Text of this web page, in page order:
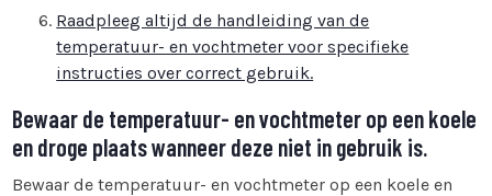
Raadpleeg altijd de handleiding van de
temperatuur- en vochtmeter voor specifieke
instructies over correct gebruik.
Bewaar de temperatuur- en vochtmeter op een koele
en droge plaats wanneer deze niet in gebruik is.
Bewaar de temperatuur- en vochtmeter op een koele en